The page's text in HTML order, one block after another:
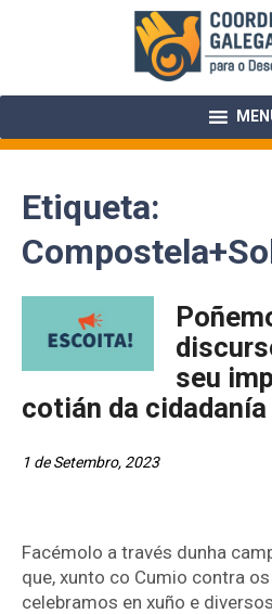
Etiqueta:
seu
cotián da cidadanía
1 de Setembro, 2023
Facémolo a través dunha
que, xunto co Cumio contra
celebramos en xuño e